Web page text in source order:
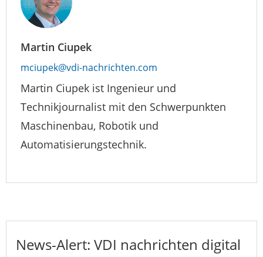
Martin Ciupek
mciupek@vdi-nachrichten.com
Martin Ciupek ist Ingenieur und
Technikjournalist mit den Schwerpunkten
Maschinenbau, Robotik und
Automatisierungstechnik.
News-Alert: VDI nachrichten digital